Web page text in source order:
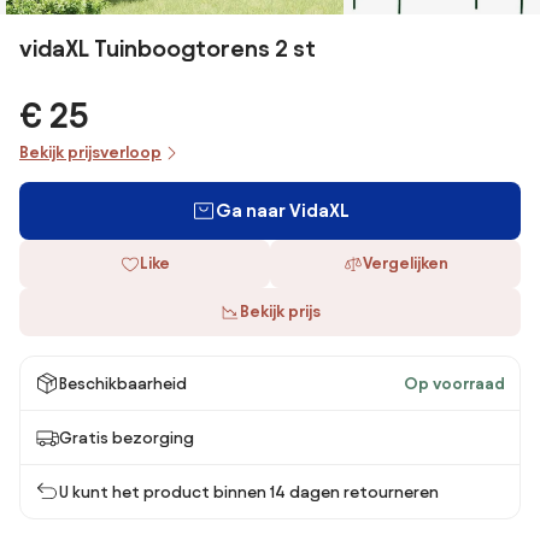
vidaXL Tuinboogtorens 2 st
€ 25
Bekijk prijsverloop
Ga naar VidaXL
Like Vergelijken
Bekijk prijs
Beschikbaarheid Op voorraad
Gratis bezorging
U kunt het product binnen 14 dagen retourneren